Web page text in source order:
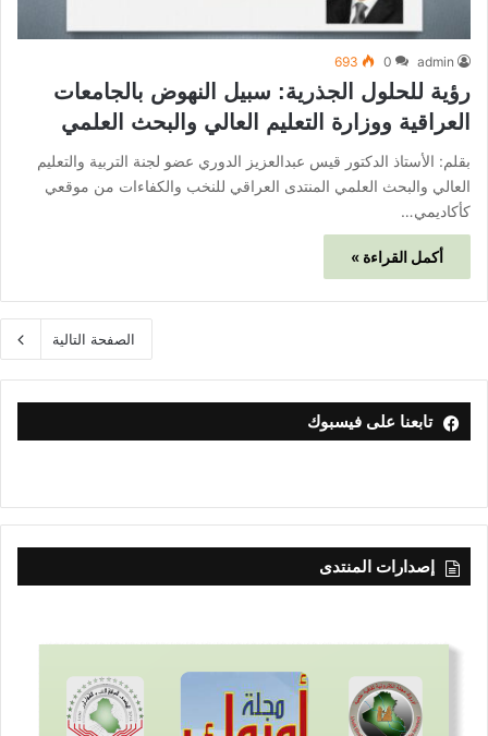
admin
0
693
رؤية للحلول الجذرية: سبيل النهوض بالجامعات
العراقية ووزارة التعليم العالي والبحث العلمي
بقلم: الأستاذ الدكتور قيس عبدالعزيز الدوري عضو لجنة التربية والتعليم
العالي والبحث العلمي المنتدى العراقي للنخب والكفاءات من موقعي
كأكاديمي…
أكمل القراءة »
الصفحة التالية
تابعنا على فيسبوك
إصدارات المنتدى